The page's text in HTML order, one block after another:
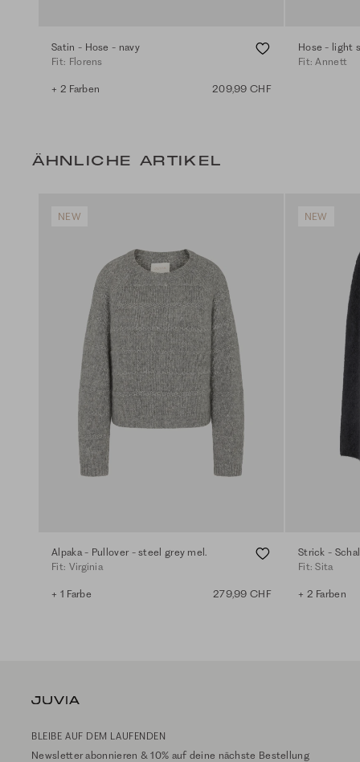
Satin - Hose - navy
Fit: Florens
+ 2 Farben 209,99 CHF
Hose - light
Fit: Annett
ÄHNLICHE ARTIKEL
NEW
Alpaka - Pullover - steel grey mel.
Fit: Virginia
+ 1 Farbe 279,99 CHF
NEW
Strick -
Fit: Sita
+ 2 Farben
BLEIBE AUF DEM LAUFENDEN
Newsletter abonnieren & 10% auf deine nächste Bestellung